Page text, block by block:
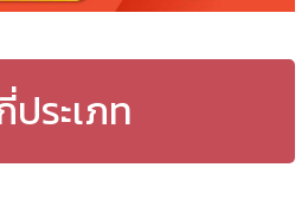
ระเภท